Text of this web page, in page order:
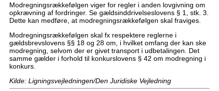
Modregningsrækkefølgen viger for regler i anden lovgivning om
opkrævning af fordringer. Se gældsinddrivelseslovens § 1, stk. 3.
Dette kan medføre, at modregningsrækkefølgen skal fraviges.
Modregningsrækkefølgen skal fx respektere reglerne i
gældsbrevslovens §§ 18 og 28 om, i hvilket omfang der kan ske
modregning, selvom der er givet transport i udbetalingen. Det
samme gælder i forhold til konkurslovens § 42 om modregning i
konkurs.
Kilde: Ligningsvejledningen/Den Juridiske Vejledning